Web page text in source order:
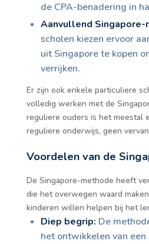
de CPA-benadering in
Aanvullend Singapore-
scholen kiezen ervoor
uit Singapore te kopen
verrijken.
Er zijn ook enkele particuliere
volledig werken met de
reguliere ouders is het meestal
reguliere onderwijs, geen
Voordelen van de
De Singapore-methode heeft
die het overwegen waard
kinderen willen helpen bij het
Diep begrip: De
het ontwikkelen van